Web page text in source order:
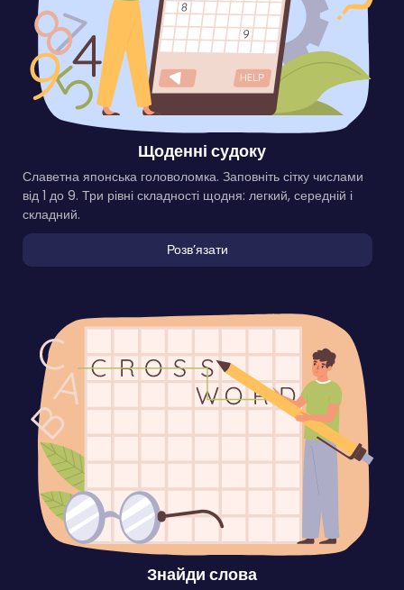
Щоденні судоку
Славетна японська головоломка. Заповніть сітку числами
від 1 до 9. Три рівні складності щодня: легкий, середній і
складний.
Розвʼязати
Знайди слова